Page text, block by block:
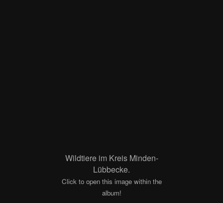
Wildtiere im Kreis Minden-
Lübbecke.
Click to open this image within the
album!